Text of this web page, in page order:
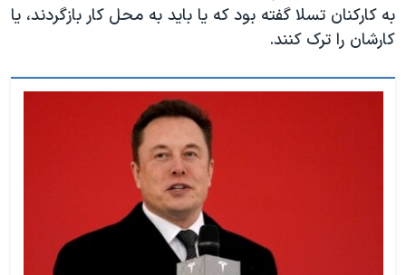
اعتراضات مردمی آبان ۹۸
اسرائیل در جنگ
همایش محافظه‌کاران آمریکا «سی‌پک»
به کارکنان تسلا گفته بود که یا باید به محل کار بازگردند، یا
کارشان را ترک کنند.